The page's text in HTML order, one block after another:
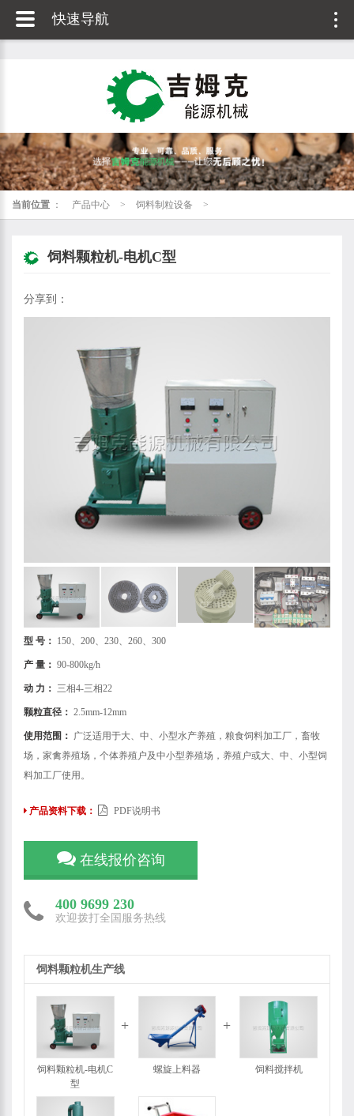
当前位置 ： 产品中心 > 饲料制粒设备 >
饲料颗粒机-电机C型
分享到：
型 号： 150、200、230、260、300
产 量： 90-800kg/h
动 力： 三相4-三相22
颗粒直径： 2.5mm-12mm
使用范围： 广泛适用于大、中、小型水产养殖，粮食饲料加工厂，畜牧
场，家禽养殖场，个体养殖户及中小型养殖场，养殖户或大、中、小型饲
料加工厂使用。
产品资料下载： PDF说明书
在线报价咨询
400 9699 230
欢迎拨打全国服务热线
饲料颗粒机生产线
饲料颗粒机-电机C
型
螺旋上料器 饲料搅拌机
快速导航